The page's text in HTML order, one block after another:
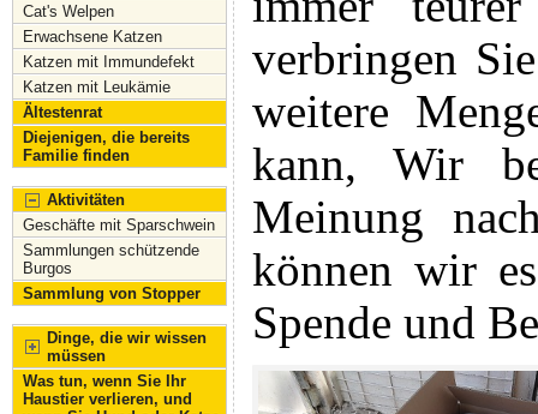
Cat's Welpen
Erwachsene Katzen
Katzen mit Immundefekt
Katzen mit Leukämie
Ältestenrat
Diejenigen, die bereits
Familie finden
Aktivitäten
Geschäfte mit Sparschwein
Sammlungen schützende
Burgos
Sammlung von Stopper
Dinge, die wir wissen
müssen
Was tun, wenn Sie Ihr
Haustier verlieren, und
verbringen
weitere
kann, Wir
Meinung
können wir
Spende und